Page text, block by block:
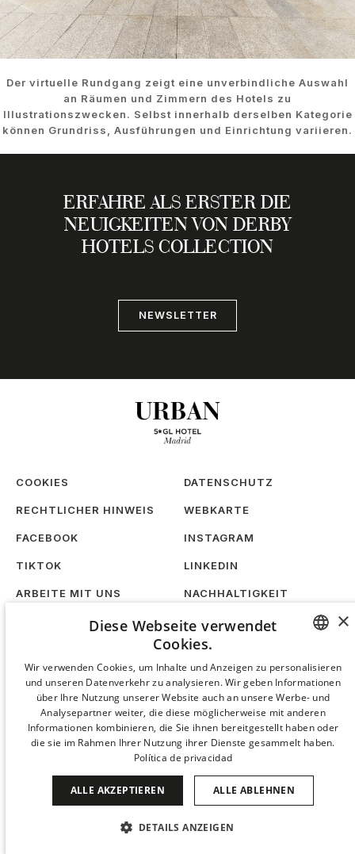
Der virtuelle Rundgang zeigt eine unverbindliche Auswahl
an Räumen und Zimmern des Hotels zu
Illustrationszwecken. Selbst innerhalb derselben Kategorie
können Grundriss, Ausführungen und Einrichtung variieren.
ERFAHRE ALS ERSTER DIE
NEUIGKEITEN VON DERBY
HOTELS COLLECTION
NEWSLETTER
COOKIES DATENSCHUTZ
RECHTLICHER HINWEIS WEBKARTE
FACEBOOK INSTAGRAM
TIKTOK LINKEDIN
ARBEITE MIT UNS NACHHALTIGKEIT
SPANISH
CATALAN
GERMAN
×
Diese Webseite verwendet
Cookies.
Wir verwenden Cookies, um Inhalte und Anzeigen zu personalisieren
und unseren Datenverkehr zu analysieren. Wir geben Informationen
über Ihre Nutzung unserer Website auch an unsere Werbe- und
Analysepartner weiter, die diese möglicherweise mit anderen
Informationen kombinieren, die Sie ihnen bereitgestellt haben oder
die sie im Rahmen Ihrer Nutzung ihrer Dienste gesammelt haben.
Política de privacidad
ALLE AKZEPTIEREN ALLE ABLEHNEN
DETAILS ANZEIGEN